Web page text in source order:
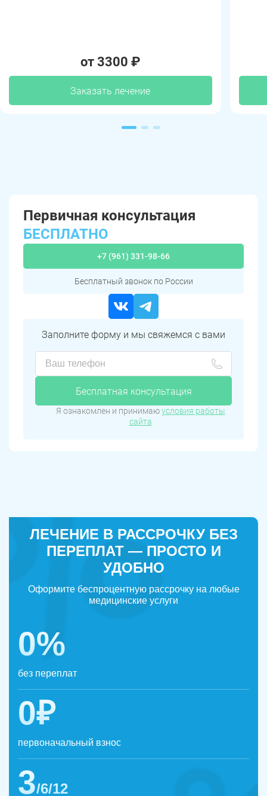
от 3300 ₽
Заказать лечение
Первичная консультация
БЕСПЛАТНО
+7 (961) 331-98-66
Бесплатный звонок по России
Заполните форму и мы свяжемся с вами
Бесплатная консультация
Я ознакомлен и принимаюусловия работы
сайта
ЛЕЧЕНИЕ В РАССРОЧКУ БЕЗ
ПЕРЕПЛАТ — ПРОСТО И
УДОБНО
Оформите беспроцентную рассрочку на любые
медицинские услуги
0%
без переплат
0₽
первоначальный взнос
3/6/12